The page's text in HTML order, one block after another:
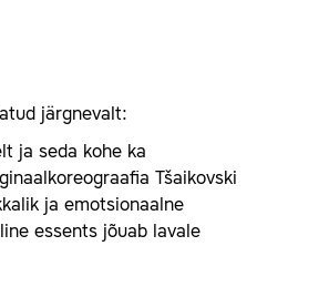
järgnevalt:
ja seda kohe ka
Tšaikovski
ja emotsionaalne
essents jõuab lavale